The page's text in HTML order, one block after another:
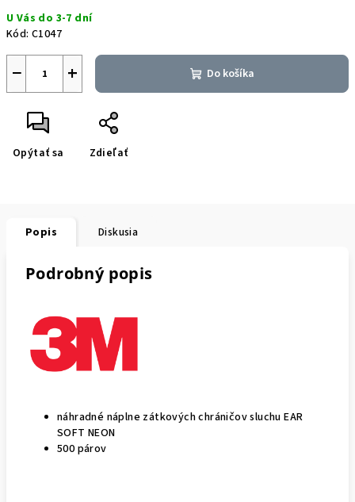
cena:
U Vás do 3-7 dní
Kód: C1047
+
− Do košíka
Opýtať sa Zdieľať
Popis Diskusia
Podrobný popis
náhradné náplne zátkových chráničov sluchu EAR
SOFT NEON
500 párov